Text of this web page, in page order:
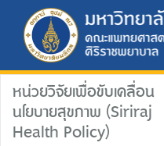
หน่วยวิจัยเพื่อขับเคลื่อน
นโยบายสุขภาพ (Siriraj
Health Policy)